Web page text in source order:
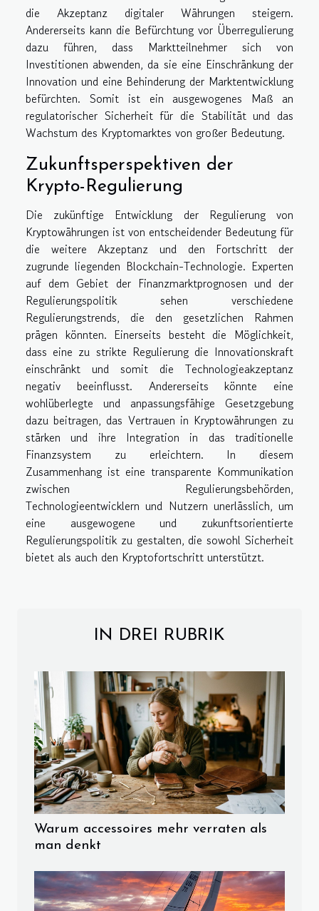
die Akzeptanz digitaler Währungen steigern.
Andererseits kann die Befürchtung vor Überregulierung
dazu führen, dass Marktteilnehmer sich von
Investitionen abwenden, da sie eine Einschränkung der
Innovation und eine Behinderung der Marktentwicklung
befürchten. Somit ist ein ausgewogenes Maß an
regulatorischer Sicherheit für die Stabilität und das
Wachstum des Kryptomarktes von großer Bedeutung.
Zukunftsperspektiven der
Krypto-Regulierung
Die zukünftige Entwicklung der Regulierung von
Kryptowährungen ist von entscheidender Bedeutung für
die weitere Akzeptanz und den Fortschritt der
zugrunde liegenden Blockchain-Technologie. Experten
auf dem Gebiet der Finanzmarktprognosen und der
Regulierungspolitik sehen verschiedene
Regulierungstrends, die den gesetzlichen Rahmen
prägen könnten. Einerseits besteht die Möglichkeit,
dass eine zu strikte Regulierung die Innovationskraft
einschränkt und somit die Technologieakzeptanz
negativ beeinflusst. Andererseits könnte eine
wohlüberlegte und anpassungsfähige Gesetzgebung
dazu beitragen, das Vertrauen in Kryptowährungen zu
stärken und ihre Integration in das traditionelle
Finanzsystem zu erleichtern. In diesem
Zusammenhang ist eine transparente Kommunikation
zwischen Regulierungsbehörden,
Technologieentwicklern und Nutzern unerlässlich, um
eine ausgewogene und zukunftsorientierte
Regulierungspolitik zu gestalten, die sowohl Sicherheit
bietet als auch den Kryptofortschritt unterstützt.
IN DREI RUBRIK
Warum accessoires mehr verraten als
man denkt